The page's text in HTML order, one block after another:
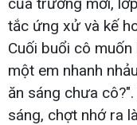
tắc ứng xử và kế
Cuối buổi cô
một em nhanh
ăn sáng chưa
sáng, chợt nhớ ra